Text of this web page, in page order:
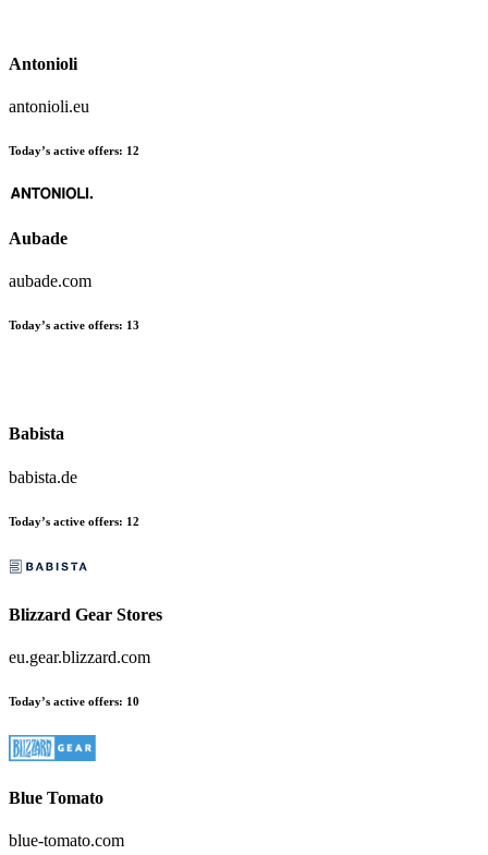
Antonioli
antonioli.eu
Today’s active offers: 12
Aubade
aubade.com
Today’s active offers: 13
Babista
babista.de
Today’s active offers: 12
Blizzard Gear Stores
eu.gear.blizzard.com
Today’s active offers: 10
Blue Tomato
blue-tomato.com